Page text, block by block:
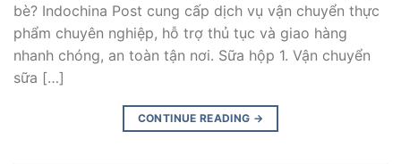
bè? Indochina Post cung cấp dịch vụ vận chuyển thực
phẩm chuyên nghiệp, hỗ trợ thủ tục và giao hàng
nhanh chóng, an toàn tận nơi. Sữa hộp 1. Vận chuyển
sữa […]
CONTINUE READING →